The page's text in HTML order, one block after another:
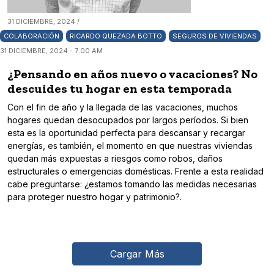
31 DICIEMBRE, 2024 /
COLABORACIÓN
RICARDO QUEZADA BOTTO
SEGUROS DE VIVIENDAS
31 DICIEMBRE, 2024 - 7:00 AM
¿Pensando en años nuevo o vacaciones? No
descuides tu hogar en esta temporada
Con el fin de año y la llegada de las vacaciones, muchos
hogares quedan desocupados por largos períodos. Si bien
esta es la oportunidad perfecta para descansar y recargar
energías, es también, el momento en que nuestras viviendas
quedan más expuestas a riesgos como robos, daños
estructurales o emergencias domésticas. Frente a esta realidad
cabe preguntarse: ¿estamos tomando las medidas necesarias
para proteger nuestro hogar y patrimonio?.
Cargar Más